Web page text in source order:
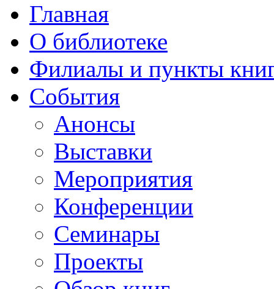
Главная
О библиотеке
Филиалы и пункты
События
Анонсы
Выставки
Мероприятия
Конференции
Семинары
Проекты